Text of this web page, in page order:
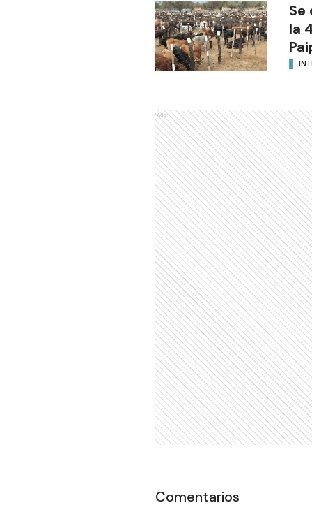
Se
la
Ads
Comentarios